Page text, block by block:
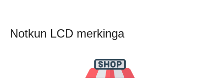
Notkun LCD merkinga